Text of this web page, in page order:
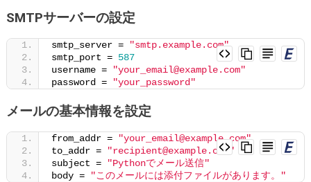
SMTPサーバーの設定
smtp_server =
"smtp.example.com"
smtp_port = 587
username =
"your_email@example.com"
password =
"your_password"
メールの基本情報を設定
from_addr =
"your_email@example.com"
to_addr =
"recipient@example.com"
subject =
"Pythonでメール送信"
body =
"このメールには添付ファイルがあります。"